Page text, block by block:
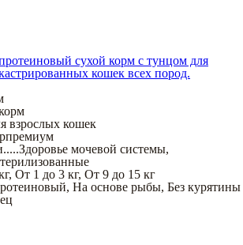
сухой корм с тунцом для
кошек всех пород.
взрослых кошек
.....Здоровье мочевой системы,
, От 1 до 3 кг, От 9 до 15 кг
, На основе рыбы, Без курятины